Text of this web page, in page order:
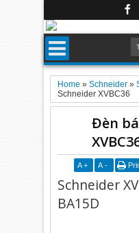
Home »Schneider »
Schneider XVB­C36
Đèn
A + A -
Schneider
BA15D